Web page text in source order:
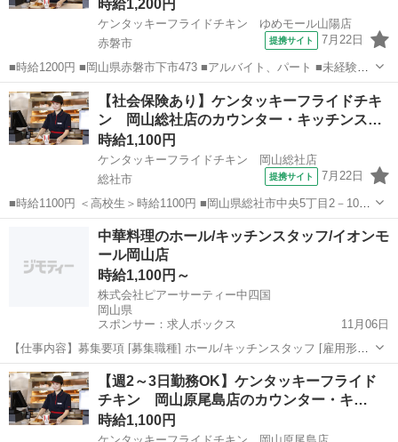
時給1,200円
ケンタッキーフライドチキン ゆめモール山陽店
赤磐市
提携サイト 7月22日
■時給1200円 ■岡山県赤磐市下市473 ■アルバイト、パート ■未経験歓
迎、高校生OK、フリーター歓迎、ミドル（40代～）活躍中、エルダー
（50代～）活躍中、シニア（60代～）活躍中、ボーナス・賞与あり、
昇給あり、週1日...
岡山 赤磐市 ファーストフード
【社会保険あり】ケンタッキーフライドチキ
ン 岡山総社店のカウンター・キッチンス…
時給1,100円
ケンタッキーフライドチキン 岡山総社店
総社市
提携サイト 7月22日
■時給1100円 ＜高校生＞時給1100円 ■岡山県総社市中央5丁目2－101
■アルバイト、パート ■未経験歓迎、高校生OK、フリーター歓迎、ミ
ドル（40代～）活躍中、エルダー（50代～）活躍中、シニア（60代
～）活躍中、...
ファーストフード
中華料理のホール/キッチンスタッフ/イオンモ
ール岡山店
時給1,100円～
株式会社ピアーサーティー中四国
岡山県
スポンサー：求人ボックス
11月06日
【仕事内容】募集要項 [募集職種] ホール/キッチンスタッフ [雇用形態]
アルバイト・パート [仕事内容] イオンモール岡山の天心・飲茶専門店
<鼎一 イオンモール岡山店>でアルバイト・パートスタッフを募集! 幅
広い年代のスタッフ...
アルバイト・パート
【週2～3日勤務OK】ケンタッキーフライド
チキン 岡山原尾島店のカウンター・キ…
時給1,100円